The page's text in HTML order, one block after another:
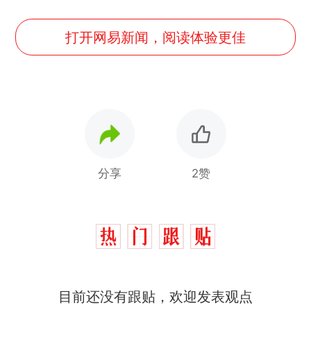
打开网易新闻，阅读体验更佳
分享 2赞
目前还没有跟贴，欢迎发表观点